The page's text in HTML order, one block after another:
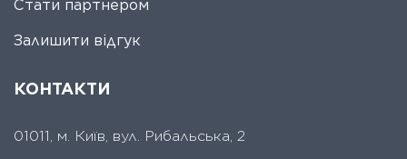
Стати партнером
Залишити відгук
КОНТАКТИ
01011, м. Київ, вул. Рибальська, 2